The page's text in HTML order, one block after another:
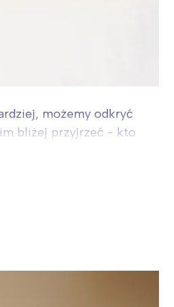
możemy odkryć
im bliżej przyjrzeć - kto